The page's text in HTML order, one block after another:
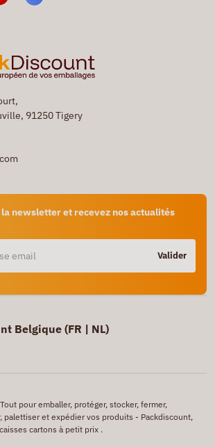
91250 Tigery
newsletter et recevez nos actualités
Valider
Belgique (FR | NL)
pour emballer, protéger, stocker, fermer,
palettiser et expédier vos produits - Packdiscount,
cartons à petit prix .